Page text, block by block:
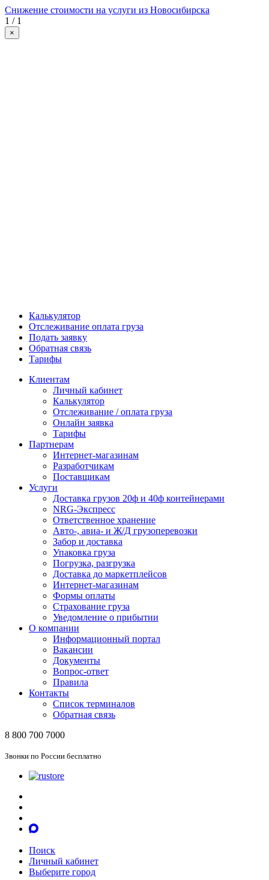
Снижение стоимости на услуги из Новосибирска
1 / 1
×
Калькулятор
Отслеживание оплата груза
Подать заявку
Обратная связь
Тарифы
Клиентам
Личный кабинет
Калькулятор
Отслеживание / оплата груза
Онлайн заявка
Тарифы
Партнерам
Интернет-магазинам
Разработчикам
Поставщикам
Услуги
Доставка грузов 20ф и 40ф контейнерами
NRG-Экспресс
Ответственное хранение
Авто-, авиа- и Ж/Д грузоперевозки
Забор и доставка
Упаковка груза
Погрузка, разгрузка
Доставка до маркетплейсов
Интернет-магазинам
Формы оплаты
Страхование груза
Уведомление о прибытии
О компании
Информационный портал
Вакансии
Документы
Вопрос-ответ
Правила
Контакты
Список терминалов
Обратная связь
8 800 700 7000
Звонки по России бесплатно
Поиск
Личный кабинет
Выберите город